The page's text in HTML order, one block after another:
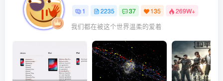
1 2235 37 135 269W+
我们都在被这个世界温柔的爱着